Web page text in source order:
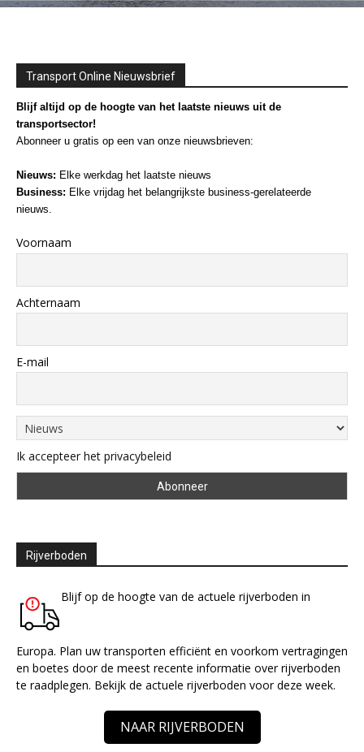
Transport Online Nieuwsbrief
Blijf altijd op de hoogte van het laatste nieuws uit de
transportsector!
Abonneer u gratis op een van onze nieuwsbrieven:
Nieuws: Elke werkdag het laatste nieuws
Business: Elke vrijdag het belangrijkste business-gerelateerde
nieuws.
Voornaam
Achternaam
E-mail
Ik accepteer het privacybeleid
Rijverboden
Blijf op de hoogte van de actuele rijverboden in
Europa. Plan uw transporten efficiënt en voorkom vertragingen
en boetes door de meest recente informatie over rijverboden
te raadplegen. Bekijk de actuele rijverboden voor deze week.
NAAR RIJVERBODEN